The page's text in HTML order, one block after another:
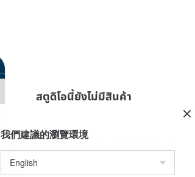
สตูดิโอนี้ยังไม่มีสินค้า
ดีไซเนอร์อาจกำลังพักผ่อนหรือกำลังเตรียมตัว
"ติดต่อดีไซเนอร์" ก่อนเพื่อแจ้งให้ดีไซเนอร์ทร
แค่ไหน
我們建議的瀏覽環境